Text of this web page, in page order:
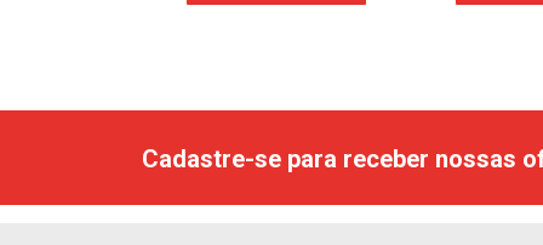
Cadastre-se para receber nossas